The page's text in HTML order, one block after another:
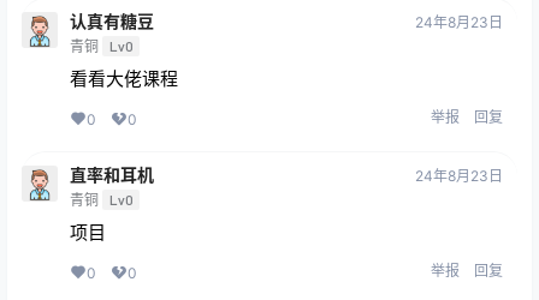
认真有糖豆
青铜 Lv0
24年8月23日
看看大佬课程
0 0 举报 回复
直率和耳机
青铜 Lv0
24年8月23日
项目
0 0 举报 回复